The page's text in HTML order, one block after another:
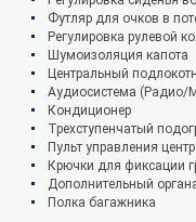
Футляр для очков в
Регулировка рулевой
Шумоизоляция капота
Центральный
Аудиосистема (Радио/
Кондиционер
Трехступенчатый
Пульт управления
Крючки для фиксации
Дополнительный
Полка багажника